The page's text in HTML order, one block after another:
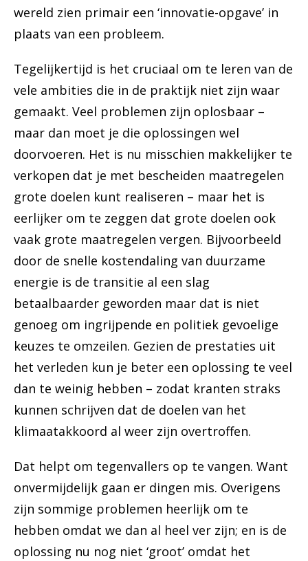
wereld zien primair een ‘innovatie-opgave’ in
plaats van een probleem.
Tegelijkertijd is het cruciaal om te leren van de
vele ambities die in de praktijk niet zijn waar
gemaakt. Veel problemen zijn oplosbaar –
maar dan moet je die oplossingen wel
doorvoeren. Het is nu misschien makkelijker te
verkopen dat je met bescheiden maatregelen
grote doelen kunt realiseren – maar het is
eerlijker om te zeggen dat grote doelen ook
vaak grote maatregelen vergen. Bijvoorbeeld
door de snelle kostendaling van duurzame
energie is de transitie al een slag
betaalbaarder geworden maar dat is niet
genoeg om ingrijpende en politiek gevoelige
keuzes te omzeilen. Gezien de prestaties uit
het verleden kun je beter een oplossing te veel
dan te weinig hebben – zodat kranten straks
kunnen schrijven dat de doelen van het
klimaatakkoord al weer zijn overtroffen.
Dat helpt om tegenvallers op te vangen. Want
onvermijdelijk gaan er dingen mis. Overigens
zijn sommige problemen heerlijk om te
hebben omdat we dan al heel ver zijn; en is de
oplossing nu nog niet ‘groot’ omdat het